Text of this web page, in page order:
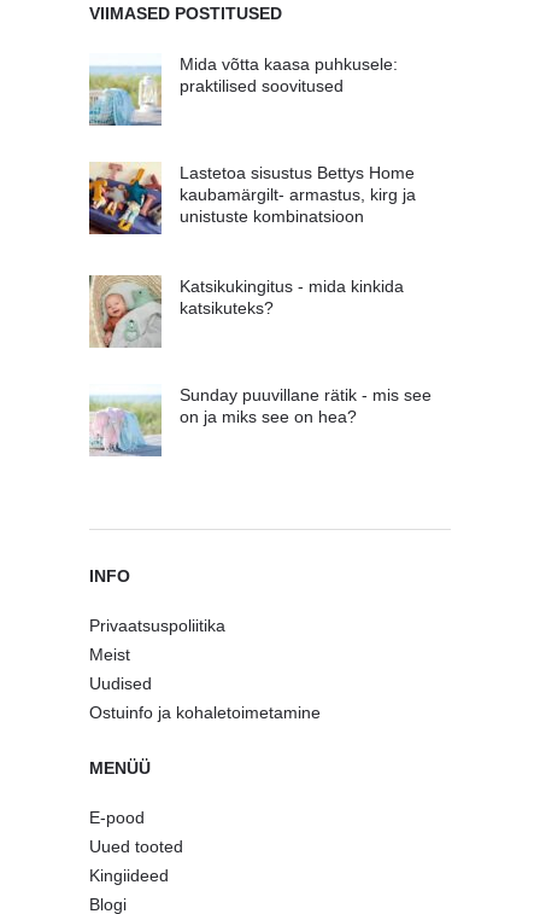
VIIMASED POSTITUSED
Mida võtta kaasa puhkusele:
praktilised soovitused
Lastetoa sisustus Bettys Home
kaubamärgilt- armastus, kirg ja
unistuste kombinatsioon
Katsikukingitus - mida kinkida
katsikuteks?
Sunday puuvillane rätik - mis see
on ja miks see on hea?
INFO
Privaatsuspoliitika
Meist
Uudised
Ostuinfo ja kohaletoimetamine
MENÜÜ
E-pood
Uued tooted
Kingiideed
Blogi